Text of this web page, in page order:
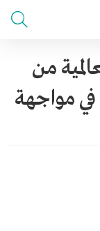
من
مواجهة